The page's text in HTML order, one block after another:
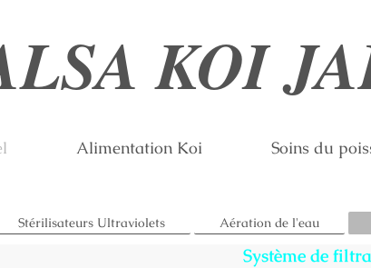
KOI
Alimentation Koi Soins du
Stérilisateurs Ultraviolets Aération de l'eau
Système de